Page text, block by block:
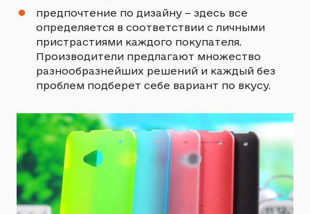
предпочтение по дизайну – здесь все
определяется в соответствии с личными
пристрастиями каждого покупателя.
Производители предлагают множество
разнообразнейших решений и каждый без
проблем подберет себе вариант по вкусу.